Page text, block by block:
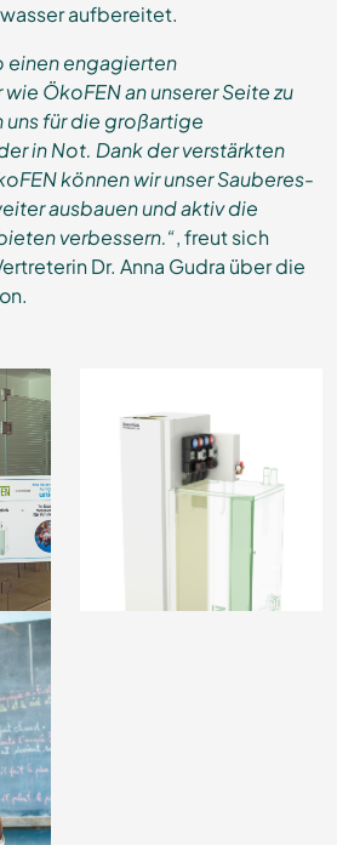
aufbereitet.
einen engagierten
ÖkoFEN an unserer Seite zu
für die großartige
in Not. Dank der verstärkten
können wir unser Sauberes-
ausbauen und aktiv die
verbessern.“, freut sich
Dr. Anna Gudra über die